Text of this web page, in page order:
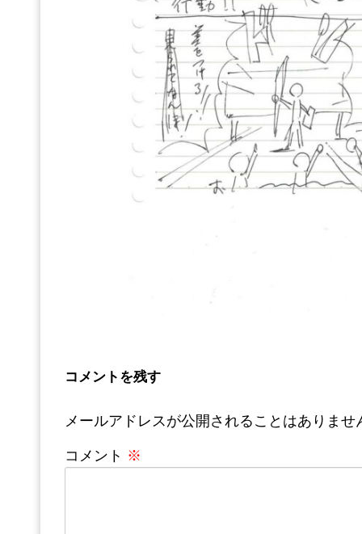
コメントを残す
メールアドレスが公開されることはありませ
コメント ※